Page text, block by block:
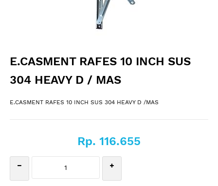
E.CASMENT RAFES 10 INCH SUS
304 HEAVY D / MAS
E.CASMENT RAFES 10 INCH SUS 304 HEAVY D /MAS
Rp. 116.655